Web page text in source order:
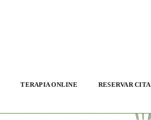
TERAPIA ONLINE RESERVAR CITA